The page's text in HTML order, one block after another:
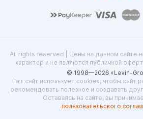
All rights reserved | Цены на данном сайте
характер и не являются публичной
© 1998—2026 «Levin-
Наш сайт использует cookies, чтобы сайт
рекомендовать полезное и создавать
Оставаясь на сайте, вы
пользовательского